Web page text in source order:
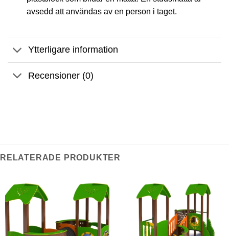
avsedd att användas av en person i taget.
Ytterligare information
Recensioner (0)
RELATERADE PRODUKTER